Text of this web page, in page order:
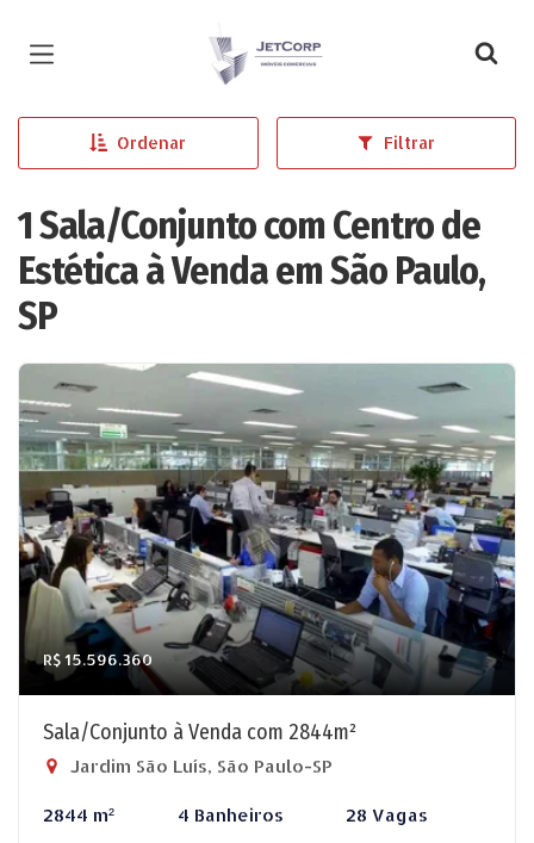
Página inicial
Ordenar Filtrar
1 Sala/Conjunto com Centro de
Estética à Venda em São Paulo,
SP
R$ 15.596.360
Sala/Conjunto à Venda com 2844m²
Jardim São Luís, São Paulo-SP
2844 m² 4 Banheiros 28 Vagas